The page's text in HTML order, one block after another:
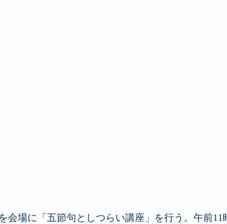
場に「五節句としつらい講座」を行う。午前